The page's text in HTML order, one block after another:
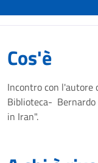
Cos'è
Incontro con l'autore
Biblioteca- Bernardo
in Iran".